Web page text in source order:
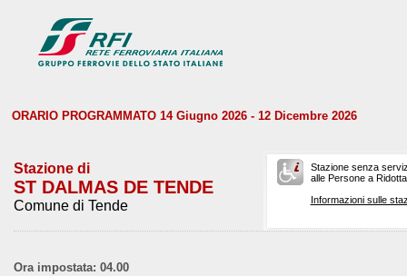
ORARIO PROGRAMMATO 14 Giugno 2026 - 12 Dicembre 2026
Stazione di
ST DALMAS DE TENDE
Comune di Tende
Stazione senza
alle Persone a
Informazioni sulle
Ora impostata: 04.00